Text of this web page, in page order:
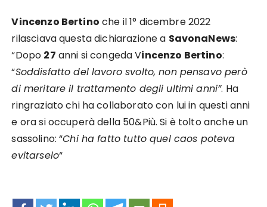
Vincenzo Bertino che il 1° dicembre 2022
rilasciava questa dichiarazione a SavonaNews:
“Dopo 27 anni si congeda Vincenzo Bertino:
“Soddisfatto del lavoro svolto, non pensavo però
di meritare il trattamento degli ultimi anni”. Ha
ringraziato chi ha collaborato con lui in questi anni
e ora si occuperà della 50&Più. Si è tolto anche un
sassolino: “Chi ha fatto tutto quel caos poteva
evitarselo“